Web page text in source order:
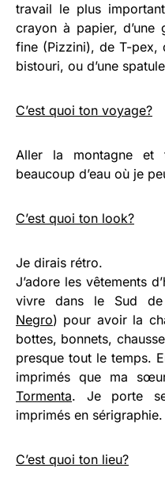
travail le plus
crayon à papier, d’une
fine (Pizzini), de T-pex,
bistouri, ou d’une
C’est quoi ton voyage?
Aller la montagne et
beaucoup d’eau où je
C’est quoi ton look?
Je dirais rétro.
J’adore les vêtements
vivre dans le Sud de
Negro) pour avoir la
bottes, bonnets,
presque tout le temps.
imprimés que ma
Tormenta. Je porte
imprimés en sérigraphie.
C’est quoi ton lieu?